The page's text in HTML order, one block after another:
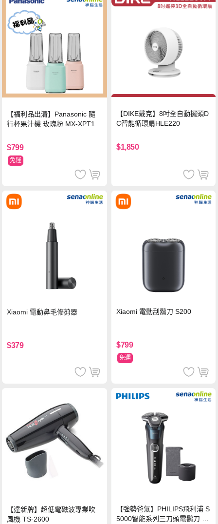
【福利品出清】Panasonic 隨
行杯果汁機 玫瑰粉 MX-XPT10
$799
免運
【DIKE戴克】8吋全自動擺頭D
C智能循環扇HLE220
$1,850
Xiaomi 電動鼻毛修剪器
$379
Xiaomi 電動刮鬍刀 S200
$799
免運
【達新牌】超低電磁波專業吹
風機 TS-2600
【強勢爸氣】PHILIPS飛利浦 S
5000智能系列三刀頭電鬍刀 S5